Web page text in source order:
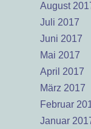
August
Juli 2017
Juni 2017
Mai 2017
April 2017
März 2017
Februar
Januar